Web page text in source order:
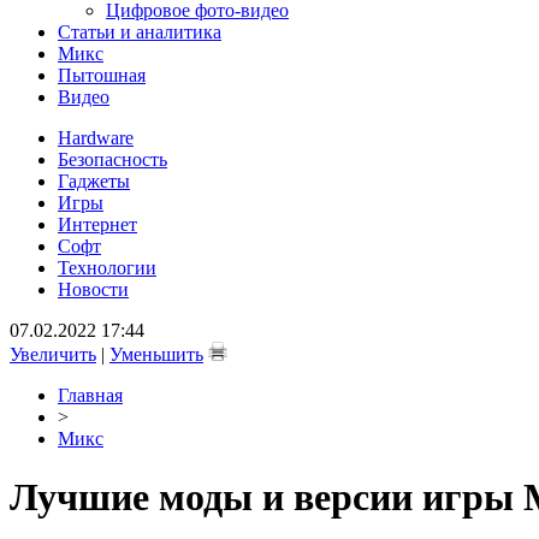
Цифровое фото-видео
Статьи и аналитика
Микс
Пытошная
Видео
Hardware
Безопасность
Гаджеты
Игры
Интернет
Софт
Технологии
Новости
07.02.2022 17:44
Увеличить | Уменьшить
Главная
>
Микс
Лучшие моды и версии игры